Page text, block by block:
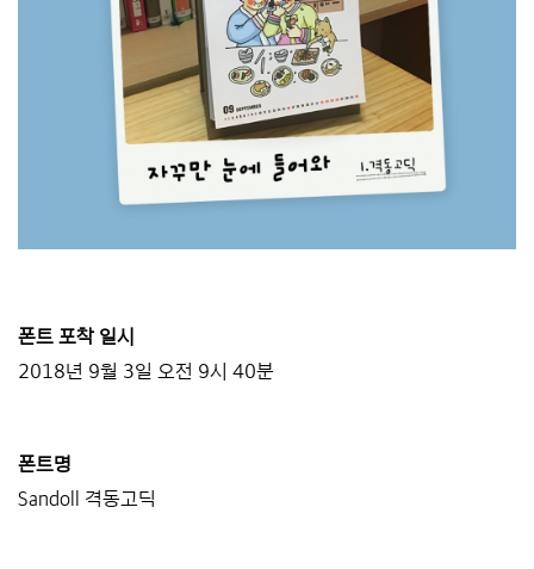
폰트 포착 일시
2018년 9월 3일 오전 9시 40분
폰트명
Sandoll 격동고딕